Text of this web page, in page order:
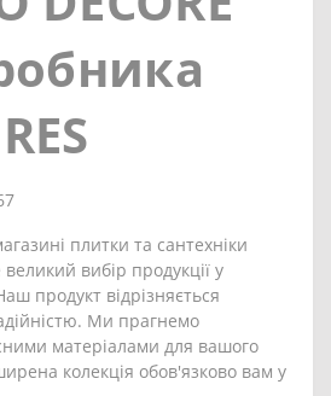
плитки та сантехніки
вибір продукції у
продукт відрізняється
Ми прагнемо
матеріалами для вашого
колекція обов'язково вам у